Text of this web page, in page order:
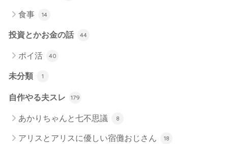
食事 14
投資とかお金の話 44
ポイ活 40
未分類 1
自作やる夫スレ 179
あかりちゃんと七不思議 8
アリスとアリスに優しい宿儺おじさん 18